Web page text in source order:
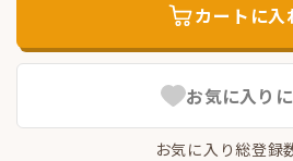
お気に入り
お気に入り総登録
カートに入